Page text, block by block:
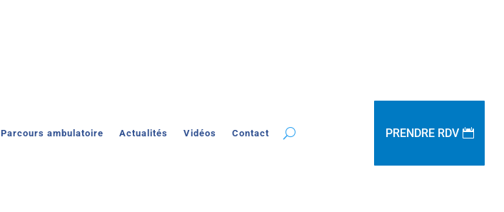
Parcours ambulatoire Actualités Vidéos Contact PRENDRE RDV